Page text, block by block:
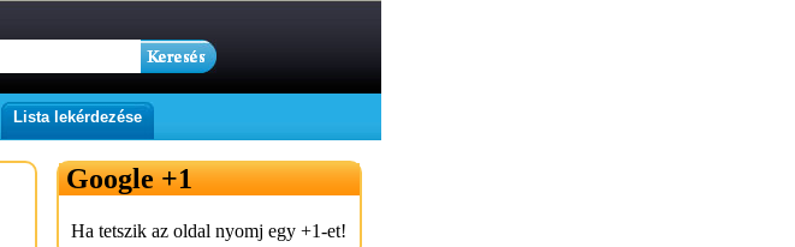
Lista lekérdezése
Google +1
Ha tetszik az oldal nyomj egy +1-et!